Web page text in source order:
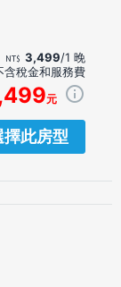
3,499/1 晚
含稅金和服務費
元
擇此房型